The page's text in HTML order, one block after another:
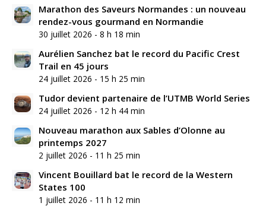
Marathon des Saveurs Normandes : un nouveau
rendez-vous gourmand en Normandie
30 juillet 2026 - 8 h 18 min
Aurélien Sanchez bat le record du Pacific Crest
Trail en 45 jours
24 juillet 2026 - 15 h 25 min
Tudor devient partenaire de l’UTMB World Series
24 juillet 2026 - 12 h 44 min
Nouveau marathon aux Sables d’Olonne au
printemps 2027
2 juillet 2026 - 11 h 25 min
Vincent Bouillard bat le record de la Western
States 100
1 juillet 2026 - 11 h 12 min